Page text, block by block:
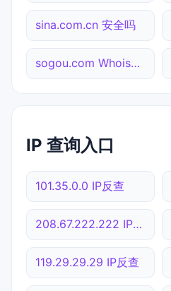
sina.com.cn 安全吗
sogou.com Whois查询
IP 查询入口
101.35.0.0 IP反查
208.67.222.222 IP反查
119.29.29.29 IP反查